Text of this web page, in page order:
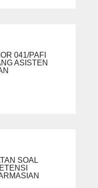
041/PAFI
ASISTEN
SOAL